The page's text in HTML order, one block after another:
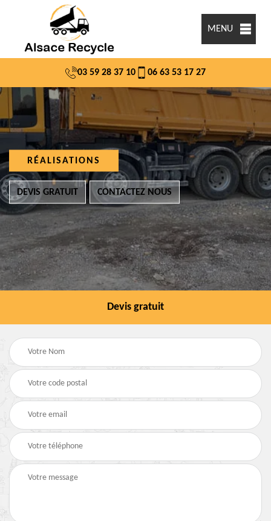
MENU
03 59 28 37 10 06 63 53 17 27
RÉALISATIONS
DEVIS GRATUIT CONTACTEZ NOUS
Devis gratuit